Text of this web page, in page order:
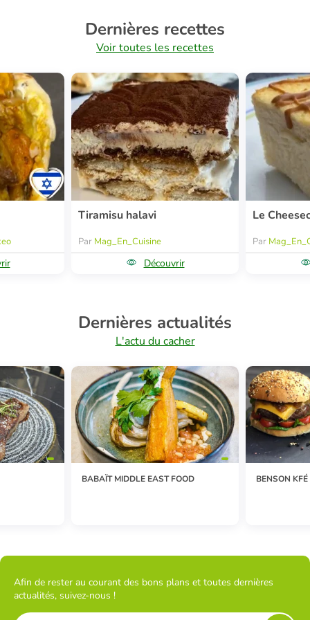
Dernières recettes
Voir toutes les recettes
Tiramisu halavi
Par Mag_En_Cuisine
Découvrir
Le
Par
Dernières actualités
L'actu du cacher
BABAÏT MIDDLE EAST FOOD BENSON KFÉ
Afin de rester au courant des bons plans et toutes dernières
actualités, suivez-nous !